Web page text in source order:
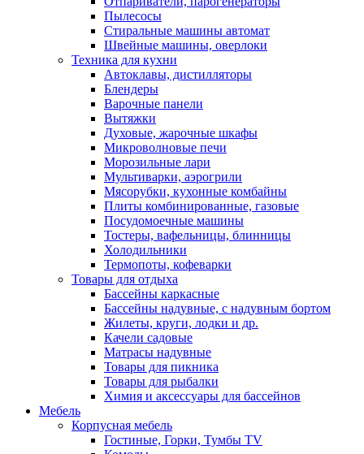
Пылесосы
Стиральные машины автомат
Швейные машины, оверлоки
Техника для кухни
Автоклавы, дистилляторы
Блендеры
Варочные панели
Вытяжки
Духовые, жарочные шкафы
Микроволновые печи
Морозильные лари
Мультиварки, аэрогрили
Мясорубки, кухонные комбайны
Плиты комбинированные, газовые
Посудомоечные машины
Тостеры, вафельницы, блинницы
Холодильники
Термопоты, кофеварки
Товары для отдыха
Бассейны каркасные
Бассейны надувные, с надувным бортом
Жилеты, круги, лодки и др.
Качели садовые
Матрасы надувные
Товары для пикника
Товары для рыбалки
Химия и аксессуары для бассейнов
Мебель
Корпусная мебель
Гостиные, Горки, Тумбы TV